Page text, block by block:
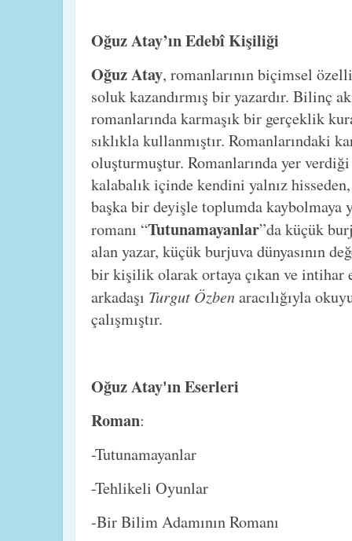
Oğuz Atay’ın Edebî Kişiliği
Oğuz Atay, romanlarının biçimsel
soluk kazandırmış bir yazardır. Bilinç
romanlarında karmaşık bir gerçeklik
sıklıkla kullanmıştır. Romanlarındaki
oluşturmuştur. Romanlarında yer
kalabalık içinde kendini yalnız
başka bir deyişle toplumda
romanı “Tutunamayanlar”da küçük
alan yazar, küçük burjuva dünyasının
bir kişilik olarak ortaya çıkan ve intihar
arkadaşı Turgut Özbenaracılığıyla
çalışmıştır.
Oğuz Atay'ın Eserleri
Roman:
-Tutunamayanlar
-Tehlikeli Oyunlar
-Bir Bilim Adamının Romanı